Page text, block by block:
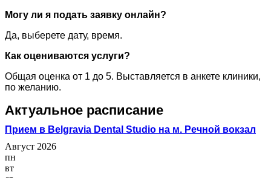
Могу ли я подать заявку онлайн?
Да, выберете дату, время.
Как оцениваются услуги?
Общая оценка от 1 до 5. Выставляется в анкете клиники,
по желанию.
Актуальное расписание
Прием в Belgravia Dental Studio на м. Речной вокзал
Август 2026
пн
вт